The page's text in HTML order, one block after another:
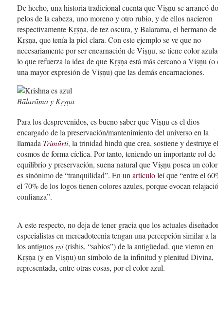
De hecho, una historia tradicional cuenta que Viṣṇu se arrancó
pelos de la cabeza, uno moreno y otro rubio, y de ellos nacieron
respectivamente Kṛṣṇa, de tez oscura, y Bālarāma, el hermano de
Kṛṣṇa, que tenía la piel clara. Con este ejemplo se ve que no
necesariamente por ser encarnación de Viṣṇu, se tiene color
lo que refuerza la idea de que Kṛṣṇa está más cercano a Viṣṇu (o
una mayor expresión de Viṣṇu) que las demás encarnaciones.
Bālarāma y Kṛṣṇa
Para los desprevenidos, es bueno saber que Viṣṇu es el dios
encargado de la preservación/mantenimiento del universo en la
llamada Trimūrti, la trinidad hindú que crea, sostiene y destruye el
cosmos de forma cíclica. Por tanto, teniendo un importante rol de
equilibrio y preservación, suena natural que Viṣṇu posea un
es sinónimo de “tranquilidad”. En un artículoleí que “entre el
el 70% de los logos tienen colores azules, porque evocan
confianza”.
A este respecto, no deja de tener gracia que los actuales
especialistas en mercadotecnia tengan una percepción similar a la
los antiguosṛṣi(rishis, “sabios”) de la antigüedad, que vieron en
Kṛṣṇa (y en Viṣṇu) un símbolo de la infinitud y plenitud Divina,
representada, entre otras cosas, por el color azul.